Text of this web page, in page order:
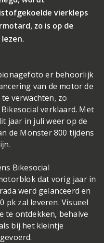
vierkleps
zo is op de
er behoorlijk
van de motor de
verwachten, zo
verklaard. Met
jaar in juli weer op de
de Monster 800 tijdens
Bikesocial
dat vorig jaar in
werd gelanceerd en
pk zal leveren. Visueel
te ontdekken, behalve
bij het kleintje